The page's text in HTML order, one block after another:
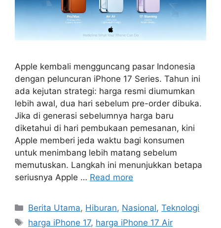
Apple kembali mengguncang pasar Indonesia
dengan peluncuran iPhone 17 Series. Tahun ini
ada kejutan strategi: harga resmi diumumkan
lebih awal, dua hari sebelum pre-order dibuka.
Jika di generasi sebelumnya harga baru
diketahui di hari pembukaan pemesanan, kini
Apple memberi jeda waktu bagi konsumen
untuk menimbang lebih matang sebelum
memutuskan. Langkah ini menunjukkan betapa
seriusnya Apple … Read more
C
a
Berita Utama, Hiburan, Nasional,Teknologi
T
harga iPhone 17, harga iPhone 17 Air